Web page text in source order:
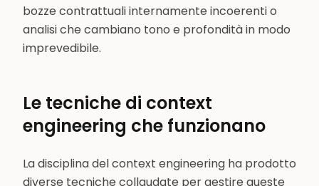
bozze contrattuali internamente incoerenti o
analisi che cambiano tono e profondità in modo
imprevedibile.
Le tecniche di context
engineering che funzionano
La disciplina del context engineering ha prodotto
diverse tecniche collaudate per gestire queste